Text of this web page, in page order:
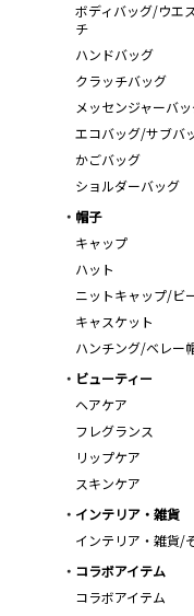
ボディバッグ/ウエ
チ
ハンドバッグ
クラッチバッグ
メッセンジャーバ
エコバッグ/サブバ
かごバッグ
ショルダーバッグ
帽子
キャップ
ハット
ニットキャップ/ビ
キャスケット
ハンチング/ベレー
ビューティー
ヘアケア
フレグランス
リップケア
スキンケア
インテリア・雑貨
インテリア・雑貨/
コラボアイテム
コラボアイテム